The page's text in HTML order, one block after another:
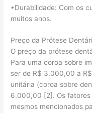
•Durabilidade: Com os
muitos anos.
Preço da Prótese
O preço da prótese
Para uma coroa sobre
ser de R$ 3.000,00 a
unitária (coroa sobre
6.000,00 [2]. Os fatores
mesmos mencionados